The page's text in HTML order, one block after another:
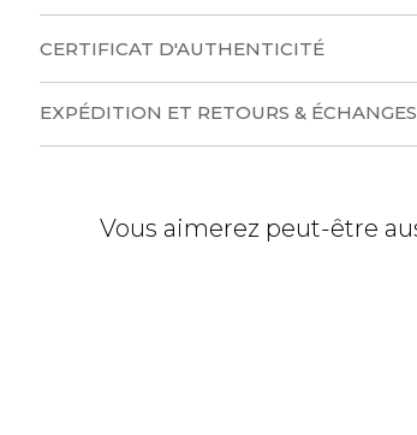
:
CERTIFICAT D'AUTHENTICITÉ
EXPÉDITION ET RETOURS & ÉCHANGES
Vous aimerez peut-être